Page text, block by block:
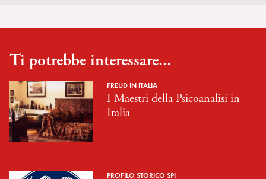
Ti potrebbe interessare...
FREUD IN ITALIA
I Maestri della Psicoanalisi in
Italia
PROFILO STORICO SPI